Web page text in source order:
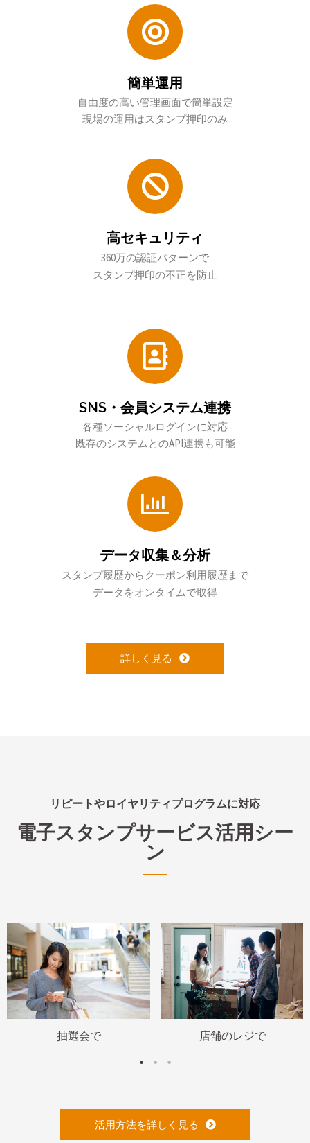
簡単運用
自由度の高い管理画面で簡単設定
現場の運用はスタンプ押印のみ
高セキュリティ
360万の認証パターンで
スタンプ押印の不正を防止
SNS・会員システム連携
各種ソーシャルログインに対応
既存のシステムとのAPI連携も可能
データ収集＆分析
スタンプ履歴からクーポン利用履歴まで
データをオンタイムで取得
詳しく見る
リピートやロイヤリティプログラムに対応
電子スタンプサービス活用シー
ン
抽選会で 店舗のレジで
活用方法を詳しく見る